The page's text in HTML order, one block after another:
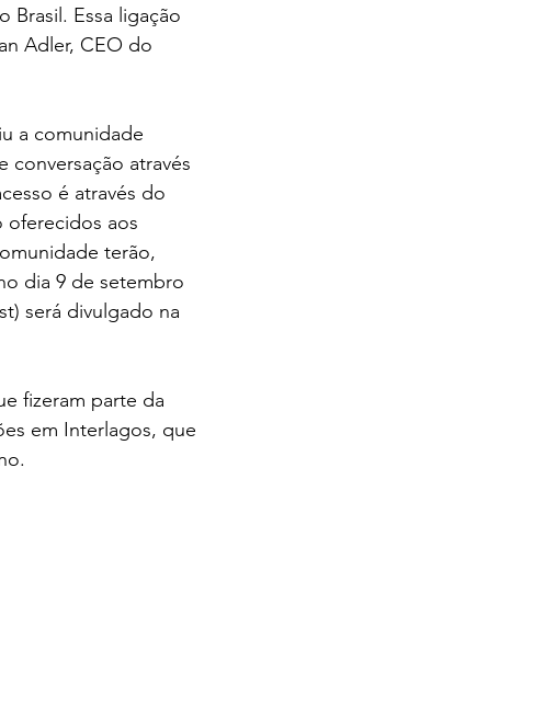
Brasil. Essa ligação
Adler, CEO do
a comunidade
conversação através
é através do
oferecidos aos
terão,
dia 9 de setembro
será divulgado na
fizeram parte da
em Interlagos, que